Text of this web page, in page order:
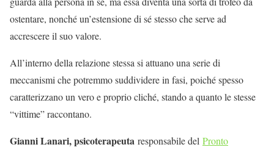
ostentare, nonché un’estensione di sé stesso che serve ad
accrescere il suo valore.
All’interno della relazione stessa si attuano una serie di
meccanismi che potremmo suddividere in fasi, poiché spesso
caratterizzano un vero e proprio cliché, stando a quanto le stesse
“vittime” raccontano.
Gianni Lanari, psicoterapeuta responsabile del Pronto